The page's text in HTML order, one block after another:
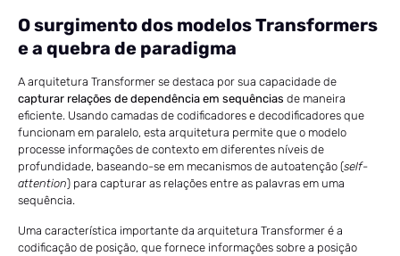
O surgimento dos modelos Transformers
e a quebra de paradigma
A arquitetura Transformer se destaca por sua capacidade de
capturar relações de dependência em sequências de maneira
eficiente. Usando camadas de codificadores e decodificadores que
funcionam em paralelo, esta arquitetura permite que o modelo
processe informações de contexto em diferentes níveis de
profundidade, baseando-se em mecanismos de autoatenção (self-
attention) para capturar as relações entre as palavras em uma
sequência.
Uma característica importante da arquitetura Transformer é a
codificação de posição, que fornece informações sobre a posição